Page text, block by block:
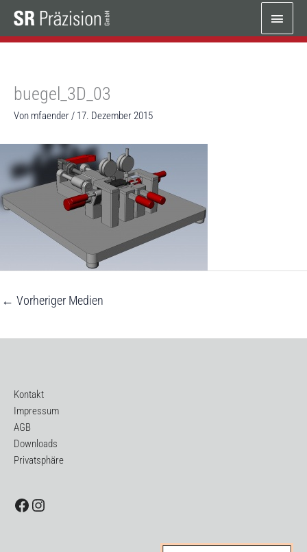
Inhalt
springen
buegel_3D_03
Von mfaender / 17. Dezember 2015
← Vorheriger Medien
Kontakt
Impressum
AGB
Downloads
Privatsphäre
Facebook
Instagram